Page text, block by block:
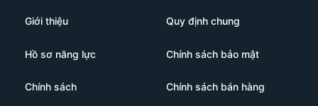
Giới thiệu
Hồ sơ năng lực
Chính sách
Quy định chung
Chính sách bảo mật
Chính sách bán hàng